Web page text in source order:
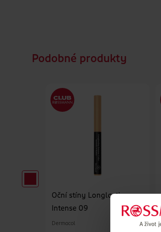
Podobné produkty
Oční stíny Longlasting
Intense 09
Dermacol 1 ks